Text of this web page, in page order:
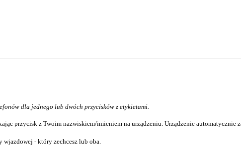
dla jednego lub dwóch przycisków z etykietami.
przycisk z Twoim nazwiskiem/imieniem na urządzeniu. Urządzenie
- który zechcesz lub oba.